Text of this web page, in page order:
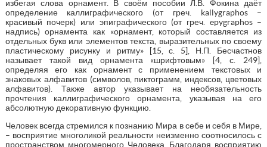
избегая слова орнамент. В своём пособии Л.В. Фокина даёт
определение каллиграфического (от греч. kallygraphos –
красивый почерк) или эпиграфического (от греч. epygraphos –
надпись) орнамента как «орнамент, который составляется из
отдельных букв или элементов текста, выразительных по своему
пластическому рисунку и ритму» [15, с. 5], Н.П. Бесчастнов
называет такой вид орнамента «шрифтовым» [4, с. 249],
определяя его как орнамент с применением текстовых и
знаковых алфавитов (символов, пиктограмм, индексов, цветовых
алфавитов). Также автор указывает на необязательность
прочтения каллиграфического орнамента, указывая на его
абсолютную декоративную функцию.
Человек всегда стремился к познанию Мира в себе и себя в Мире,
– восприятие многоликой реальности неизменно соотносилось с
пространством многомерного Человека. Благодаря восприятию